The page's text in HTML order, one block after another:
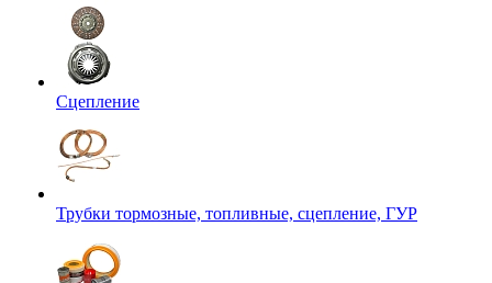
Сцепление
Трубки тормозные, топливные, сцепление, ГУР